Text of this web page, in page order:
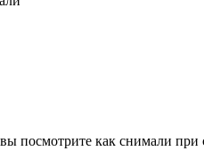
посмотрите как снимали при